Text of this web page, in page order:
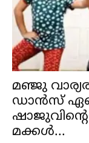
മഞ്ജു
ഡാൻസ്
മക്കൾ...